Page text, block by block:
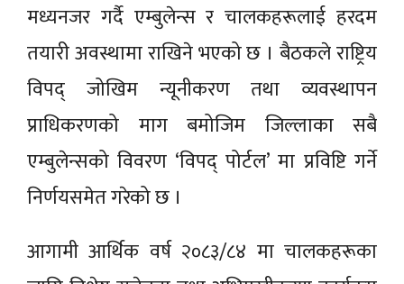
मध्यनजर गर्दै एम्बुलेन्स र चालकहरूलाई हरदम
तयारी अवस्थामा राखिने भएको छ । बैठकले राष्ट्रिय
विपद् जोखिम न्यूनीकरण तथा व्यवस्थापन
प्राधिकरणको माग बमोजिम जिल्लाका सबै
एम्बुलेन्सको विवरण ‘विपद् पोर्टल’ मा प्रविष्टि गर्ने
निर्णयसमेत गरेको छ ।
आगामी आर्थिक वर्ष २०८३/८४ मा चालकहरूका